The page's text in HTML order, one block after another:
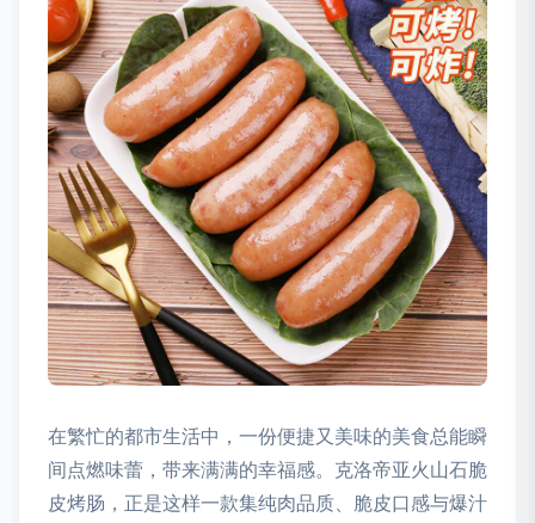
在繁忙的都市生活中，一份便捷又美味的美食总能瞬
间点燃味蕾，带来满满的幸福感。克洛帝亚火山石脆
皮烤肠，正是这样一款集纯肉品质、脆皮口感与爆汁